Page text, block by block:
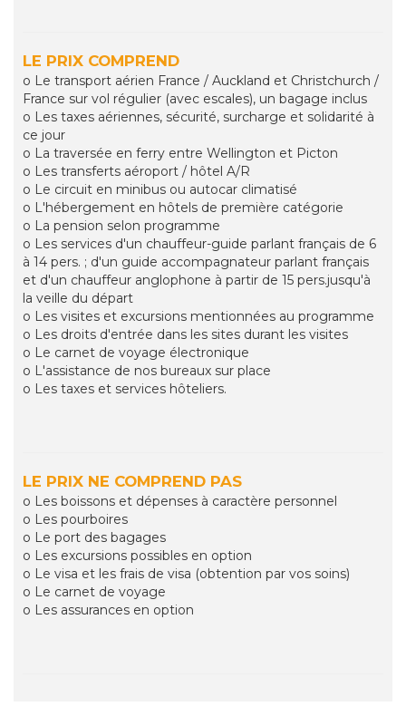
LE PRIX COMPREND
o Le transport aérien France / Auckland et Christchurch /
France sur vol régulier (avec escales), un bagage inclus
o Les taxes aériennes, sécurité, surcharge et solidarité à
ce jour
o La traversée en ferry entre Wellington et Picton
o Les transferts aéroport / hôtel A/R
o Le circuit en minibus ou autocar climatisé
o L'hébergement en hôtels de première catégorie
o La pension selon programme
o Les services d'un chauffeur-guide parlant français de 6
à 14 pers. ; d'un guide accompagnateur parlant français
et d'un chauffeur anglophone à partir de 15 pers.jusqu'à
la veille du départ
o Les visites et excursions mentionnées au programme
o Les droits d'entrée dans les sites durant les visites
o Le carnet de voyage électronique
o L'assistance de nos bureaux sur place
o Les taxes et services hôteliers.
LE PRIX NE COMPREND PAS
o Les boissons et dépenses à caractère personnel
o Les pourboires
o Le port des bagages
o Les excursions possibles en option
o Le visa et les frais de visa (obtention par vos soins)
o Le carnet de voyage
o Les assurances en option